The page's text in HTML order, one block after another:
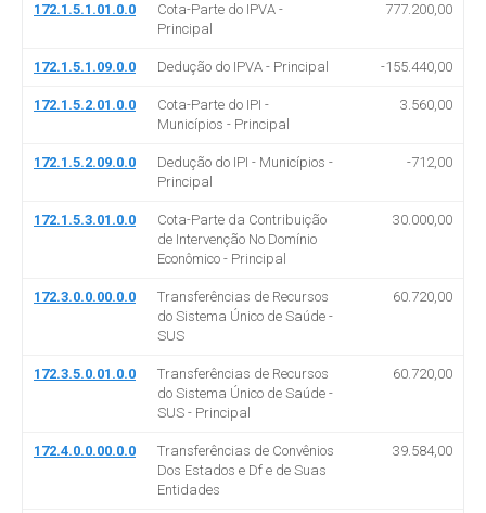
172.1.5.1.01.0.0
Cota-Parte do IPVA -
Principal
777.200,00
172.1.5.1.09.0.0 Dedução do IPVA - Principal -155.440,00
172.1.5.2.01.0.0
Cota-Parte do IPI -
Municípios - Principal
3.560,00
172.1.5.2.09.0.0
Dedução do IPI - Municípios -
Principal
-712,00
172.1.5.3.01.0.0
Cota-Parte da Contribuição
de Intervenção No Domínio
Econômico - Principal
30.000,00
172.3.0.0.00.0.0
Transferências de Recursos
do Sistema Único de Saúde -
SUS
60.720,00
172.3.5.0.01.0.0
Transferências de Recursos
do Sistema Único de Saúde -
SUS - Principal
60.720,00
172.4.0.0.00.0.0
Transferências de Convênios
Dos Estados e Df e de Suas
Entidades
39.584,00